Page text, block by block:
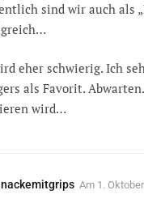
sind wir auch als
eher schwierig. Ich
als Favorit.
wird…
Am 1.